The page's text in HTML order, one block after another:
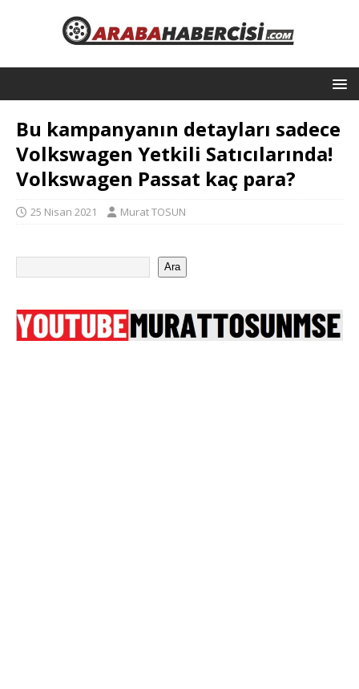
Bu kampanyanın detayları sadece
Volkswagen Yetkili Satıcılarında!
Volkswagen Passat kaç para?
25 Nisan 2021 Murat TOSUN
Ara